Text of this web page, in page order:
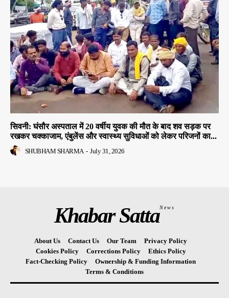
सिवनी: घंसौर अस्पताल में 20 वर्षीय युवक की मौत के बाद शव सड़क पर
रखकर चक्काजाम, एंबुलेंस और स्वास्थ्य सुविधाओं को लेकर परिजनों का...
SHUBHAM SHARMA - July 31, 2026
Khabar SattaNews
About Us Contact Us Our Team
Privacy Policy
Cookies Policy
Corrections Policy
Ethics Policy
Fact-Checking Policy
Ownership & Funding Information
Terms & Conditions